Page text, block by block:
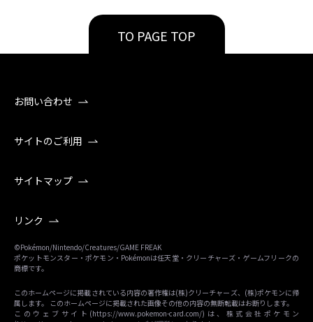
TO PAGE TOP
お問い合わせ
サイトのご利用
サイトマップ
リンク
©Pokémon/Nintendo/Creatures/GAME FREAK
ポケットモンスター・ポケモン・Pokémonは任天堂・クリーチャーズ・ゲームフリークの
商標です。
このホームページに掲載されている内容の著作権は(株)クリーチャーズ、(株)ポケモンに帰
属します。 このホームページに掲載された画像その他の内容の無断転載はお断りします。
このウェブサイト(https://www.pokemon-card.com/)は、株式会社ポケモン